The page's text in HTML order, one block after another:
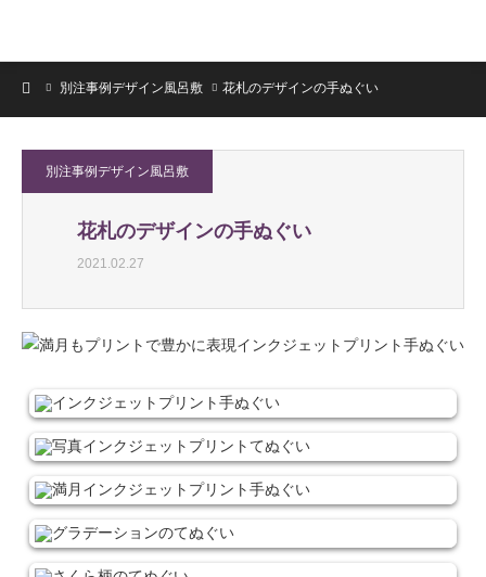
ホーム別注事例デザイン風呂敷 花札のデザインの手ぬぐい
別注事例デザイン風呂敷
花札のデザインの手ぬぐい
2021.02.27